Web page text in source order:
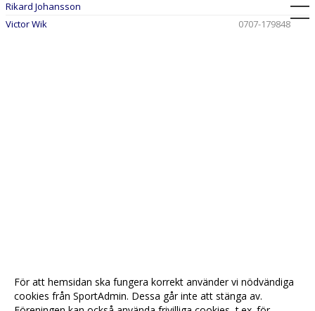
Rikard Johansson
Victor Wik
0707-179848
För att hemsidan ska fungera korrekt använder vi nödvändiga
cookies från SportAdmin. Dessa går inte att stänga av.